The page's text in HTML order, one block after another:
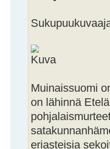
Muinaissuomi
on lähinnä
eriasteisia